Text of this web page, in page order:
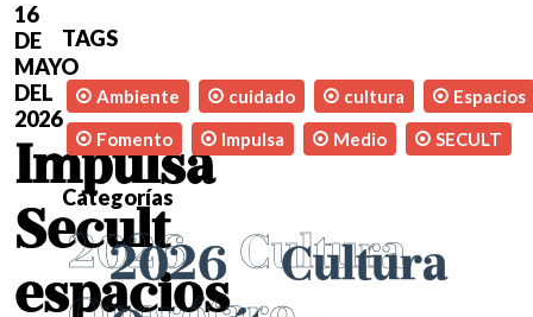
16
DE
MAYO
DEL
2026
Impulsa
Secult
espacios
TAGS
Ambiente cuidado cultura
Espacios
Fomento
Impulsa Medio SECULT
Categorías
2026
2026 Cultura
Cultura